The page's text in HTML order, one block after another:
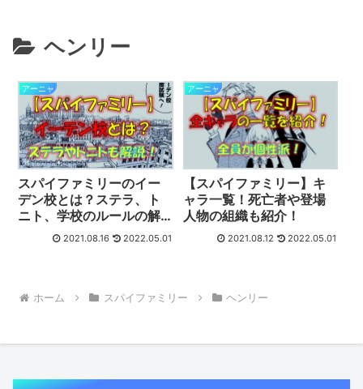
ヘンリー
アーニャ
スパイファミリーのイー
デン校とは？ステラ、ト
ニト、学校のルールの解
2021.08.16 2022.05.01
アーニャ
【スパイファミリー】キ
ャラ一覧！死亡者や登場
人物の組織も紹介！
2021.08.12 2022.05.01
ホーム スパイファミリー ヘンリー